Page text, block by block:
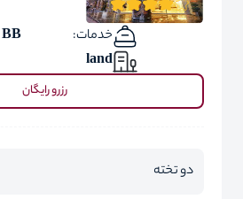
خدمات:
BB با صبحانه
land
رزرو رایگان
دو تخته